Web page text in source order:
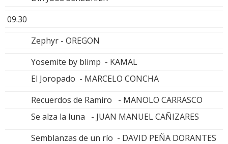
09.30
Zephyr - OREGON
Yosemite by blimp - KAMAL
El Joropado - MARCELO CONCHA
Recuerdos de Ramiro - MANOLO CARRASCO
Se alza la luna - JUAN MANUEL CAÑIZARES
Semblanzas de un río - DAVID PEÑA DORANTES